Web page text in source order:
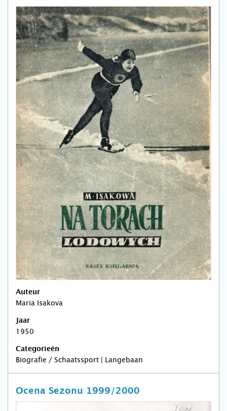
Auteur
Maria Isakova
Jaar
1950
Categorieën
Biografie / Schaatssport | Langebaan
Ocena Sezonu 1999/2000